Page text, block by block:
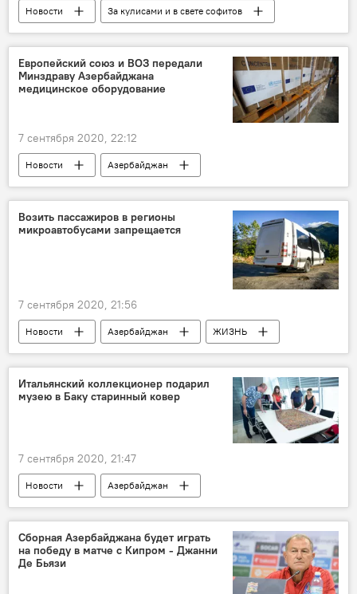
Новости
За кулисами и в свете софитов
Россия
Культура
ЖИЗНЬ
Ведущий
Россия шоу
Европейский союз и ВОЗ передали
Минздраву Азербайджана
медицинское оборудование
7 сентября 2020, 22:12
Новости
Азербайджан
Новости мира
Здоровье
ЖИЗНЬ
Европейский союз
Всемирная организация здравоохранения
Возить пассажиров в регионы
микроавтобусами запрещается
7 сентября 2020, 21:56
Новости Азербайджан
ЖИЗНЬ
Экономика
Регионы
Микроавтобус
пассажиры
карантин
Итальянский коллекционер подарил
музею в Баку старинный ковер
7 сентября 2020, 21:47
Новости
Азербайджан
Новости мира
Культура
ЖИЗНЬ
Азербайджанский государственный музей ковра
коллекционер
ковер подарок
Сборная Азербайджана будет играть
на победу в матче с Кипром - Джанни
Де Бьязи